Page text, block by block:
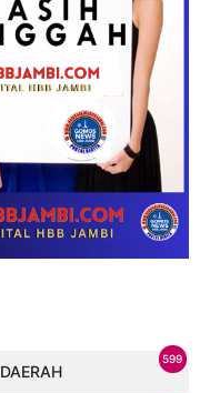
DAERAH
599